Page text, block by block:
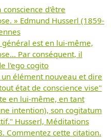
d'être
» Edmund Husserl (1859-
est en lui-même,
Par conséquent, il
l'ego cogito
élément nouveau et dire
état de conscience vise"
en lui-même, en tant
intention), son cogitatum
Husserl, Méditations
Commentez cette citation.